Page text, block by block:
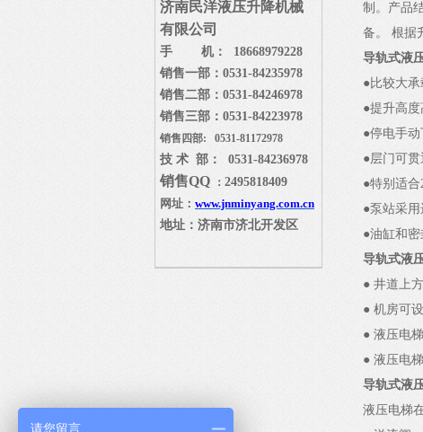
济南民洋液压升降机械
有限公司
手 机： 18668979228
销售一部： 0531-84235978
销售二部： 0531-84246978
销售三部： 0531-84223978
销售四部: 0531-81172978
技 术 部： 0531-84236978
销售QQ ： 2495818409
网址： www.jnminyang.com.cn
地址：济南市济北开发区
制。产品
备。 根据
导轨式液
●比较大承
●提升高
●停电手
●层门可
●特别适合
●泵站采
●油缸和
导轨式液
● 井道上
● 机房可
● 液压电
● 液压电
导轨式液
液压电梯
请您留言